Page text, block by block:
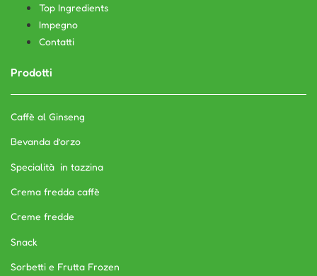
Top Ingredients
Impegno
Contatti
Prodotti
Caffè al Ginseng
Bevanda d’orzo
Specialità in tazzina
Crema fredda caffè
Creme fredde
Snack
Sorbetti e Frutta Frozen